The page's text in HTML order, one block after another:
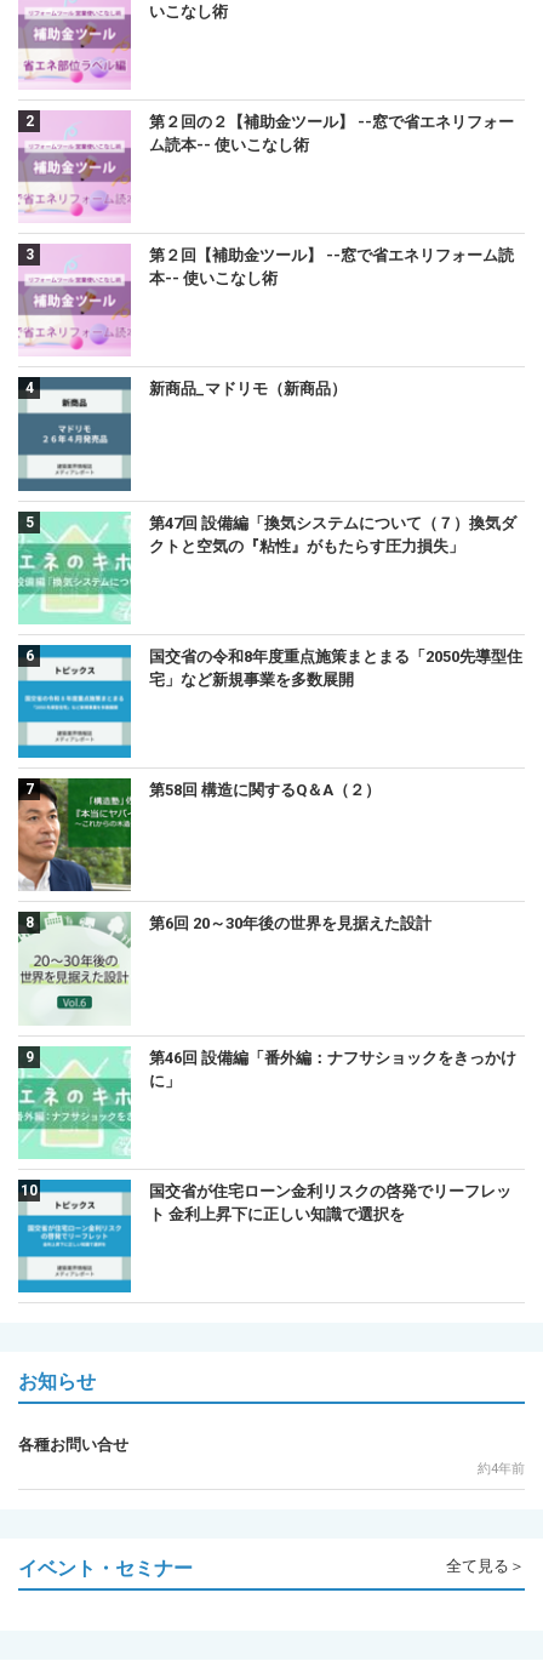
いこなし術
第２回の２【補助金ツール】 --窓で省エネリフォー
ム読本-- 使いこなし術
第２回【補助金ツール】 --窓で省エネリフォーム読
本-- 使いこなし術
新商品_マドリモ（新商品）
第47回 設備編「換気システムについて（７）換気ダ
クトと空気の『粘性』がもたらす圧力損失」
国交省の令和8年度重点施策まとまる「2050先導型住
宅」など新規事業を多数展開
第58回 構造に関するQ＆A（２）
第6回 20～30年後の世界を見据えた設計
第46回 設備編「番外編：ナフサショックをきっかけ
に」
国交省が住宅ローン金利リスクの啓発でリーフレッ
ト 金利上昇下に正しい知識で選択を
お知らせ
各種お問い合せ
約4年前
イベント・セミナー 全て見る＞